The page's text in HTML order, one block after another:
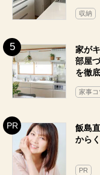
収納
家が
部屋
を徹底
家事コ
飯島
から
PR